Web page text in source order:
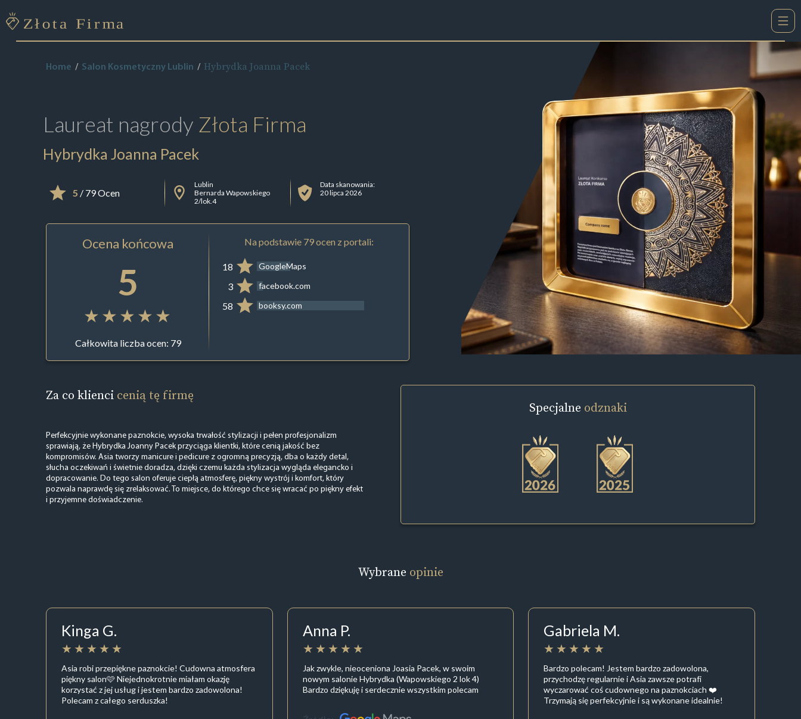
Home Salon Kosmetyczny Lublin Hybrydka Joanna Pacek
Laureat nagrody Złota Firma
Hybrydka Joanna Pacek
5 / 79 Ocen
Lublin
Bernarda Wapowskiego
2/lok.4
Data skanowania:
20 lipca 2026
Ocena końcowa
5
Całkowita liczba ocen: 79
Na podstawie 79 ocen z portali:
18 GoogleMaps
3 facebook.com
58 booksy.com
Za co klienci cenią tę firmę
Perfekcyjnie wykonane paznokcie, wysoka trwałość stylizacji i pełen profesjonalizm
sprawiają, że Hybrydka Joanny Pacek przyciąga klientki, które cenią jakość bez
kompromisów. Asia tworzy manicure i pedicure z ogromną precyzją, dba o każdy detal,
słucha oczekiwań i świetnie doradza, dzięki czemu każda stylizacja wygląda elegancko i
dopracowanie. Do tego salon oferuje ciepłą atmosferę, piękny wystrój i komfort, który
pozwala naprawdę się zrelaksować. To miejsce, do którego chce się wracać po piękny efekt
i przyjemne doświadczenie.
Specjalne odznaki
Wybrane opinie
Kinga G.
Asia robi przepiękne paznokcie! Cudowna atmosfera
piękny salon🩷 Niejednokrotnie miałam okazję
korzystać z jej usług i jestem bardzo zadowolona!
Polecam z całego serduszka!
Anna P.
Jak zwykle, nieoceniona Joasia Pacek, w swoim
nowym salonie Hybrydka (Wapowskiego 2 lok 4)
Bardzo dziękuję i serdecznie wszystkim polecam
Gabriela M.
Bardzo polecam! Jestem bardzo zadowolona,
przychodzę regularnie i Asia zawsze potrafi
wyczarować coś cudownego na paznokciach ❤️
Trzymają się perfekcyjnie i są wykonane idealnie!